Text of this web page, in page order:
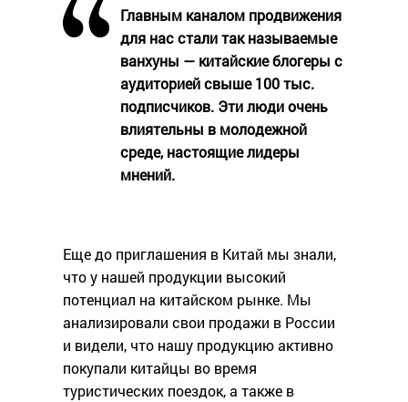
Главным каналом продвижения
для нас стали так называемые
ванхуны — китайские блогеры с
аудиторией свыше 100 тыс.
подписчиков. Эти люди очень
влиятельны в молодежной
среде, настоящие лидеры
мнений.
Еще до приглашения в Китай мы знали,
что у нашей продукции высокий
потенциал на китайском рынке. Мы
анализировали свои продажи в России
и видели, что нашу продукцию активно
покупали китайцы во время
туристических поездок, а также в